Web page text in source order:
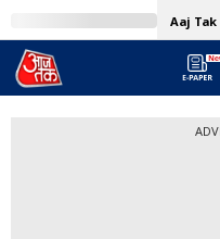
Aaj Tak